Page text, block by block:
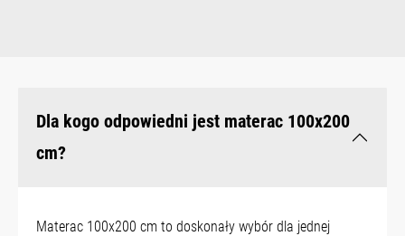
Dla kogo odpowiedni jest materac 100x200
cm?
Materac 100x200 cm to doskonały wybór dla jednej